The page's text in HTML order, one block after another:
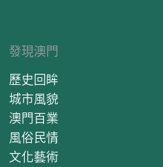
發現澳門
歷史回眸
城市風貌
澳門百業
風俗民情
文化藝術